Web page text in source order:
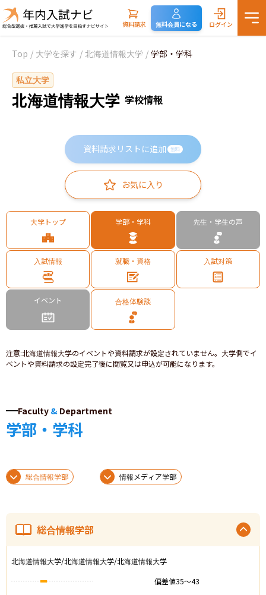
資料請求 無料会員になる ログイン
Top / 大学を探す / 北海道情報大学 / 学部・学科
私立大学
北海道情報大学 学校情報
資料請求リストに追加 無料
お気に入り
大学トップ 学部・学科 先生・学生の声
入試情報 就職・資格 入試対策
イベント 合格体験談
注意:北海道情報大学のイベントや資料請求が設定されていません。大学側でイ
ベントや資料請求の設定完了後に閲覧又は申込が可能になります。
Faculty & Department
学部・学科
総合情報学部 情報メディア学部
総合情報学部
北海道情報大学/北海道情報大学/北海道情報大学
偏差値35〜43